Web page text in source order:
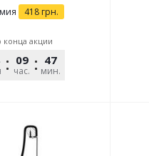
418 грн.
конца акции
09
час.
47
мин.